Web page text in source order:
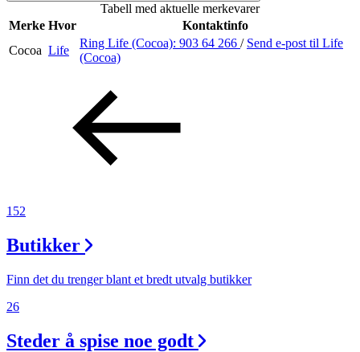
Inspirasjon
Åpningstider
Ledige stillinger
Magasin
Tabell med aktuelle merkevarer
Merke Hvor
Kontaktinfo
Cocoa Life
Ring Life (Cocoa): 903 64 266 / Send e-post til Life
(Cocoa)
152
Butikker
Finn det du trenger blant et bredt utvalg butikker
26
Steder å spise noe godt